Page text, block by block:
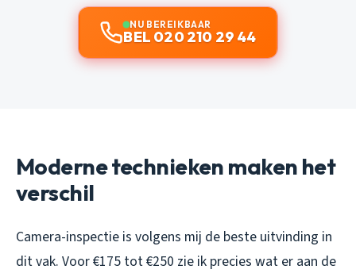
NU BEREIKBAAR
BEL 020 210 29 44
Moderne technieken maken het
verschil
Camera-inspectie is volgens mij de beste uitvinding in
dit vak. Voor €175 tot €250 zie ik precies wat er aan de